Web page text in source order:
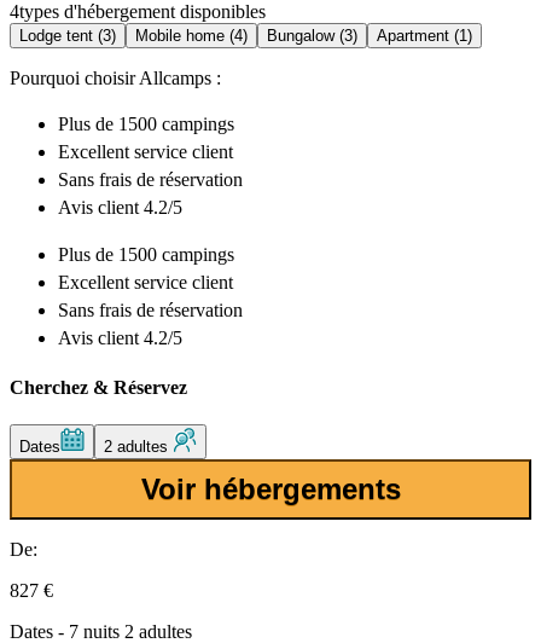
4types d'hébergement disponibles
Lodge tent (3) Mobile home (4) Bungalow (3) Apartment (1)
Pourquoi choisir Allcamps :
Plus de 1500 campings
Excellent service client
Sans frais de réservation
Avis client 4.2/5
Plus de 1500 campings
Excellent service client
Sans frais de réservation
Avis client 4.2/5
Cherchez & Réservez
Dates 2 adultes
Voir hébergements
De:
827 €
Dates - 7 nuits 2 adultes